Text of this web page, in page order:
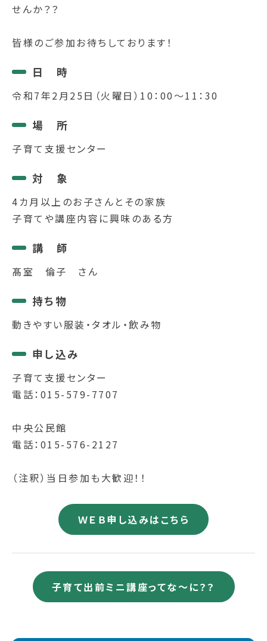
せんか？？
皆様のご参加お待ちしております！
日 時
令和7年2月25日（火曜日）10：00～11：30
場 所
子育て支援センター
対 象
4カ月以上のお子さんとその家族
子育てや講座内容に興味のある方
講 師
髙室 倫子 さん
持ち物
動きやすい服装・タオル・飲み物
申し込み
子育て支援センター
電話：015-579-7707
中央公民館
電話：015-576-2127
（注釈）当日参加も大歓迎！！
ＷＥＢ申し込みはこちら
子育て出前ミニ講座ってな～に？？